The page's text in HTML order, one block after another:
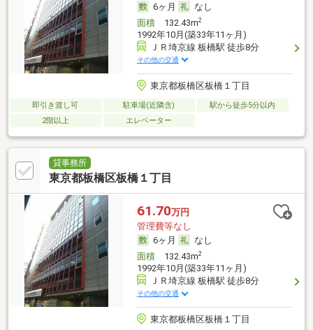
6ヶ月
なし
面積132.43m2
1992年10月(築33年11ヶ月)
ＪＲ埼京線 板橋駅 徒歩8分
その他の交通
東京都板橋区板橋１丁目
即引き渡し可 駐車場(近隣含)
駅から徒歩5分以内
2階以上
エレベーター
貸事務所
東京都板橋区板橋１丁目
61.70万円
管理費等なし
6ヶ月
なし
面積132.43m2
1992年10月(築33年11ヶ月)
ＪＲ埼京線 板橋駅 徒歩8分
その他の交通
東京都板橋区板橋１丁目